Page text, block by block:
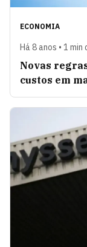
ECONOMIA
Há 8 anos • 1
Novas
custos em